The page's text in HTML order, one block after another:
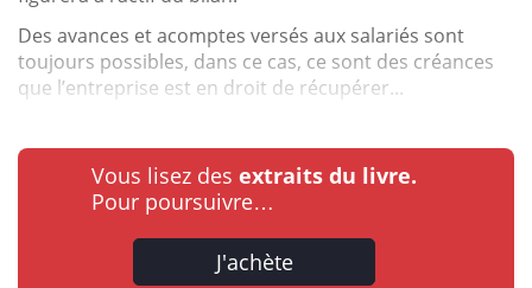
Des avances et acomptes versés aux salariés sont
toujours possibles, dans ce cas, ce sont des créances
que l’entreprise est en droit de récupérer...
Vous lisez des extraits du livre.
Pour poursuivre…
J'achète